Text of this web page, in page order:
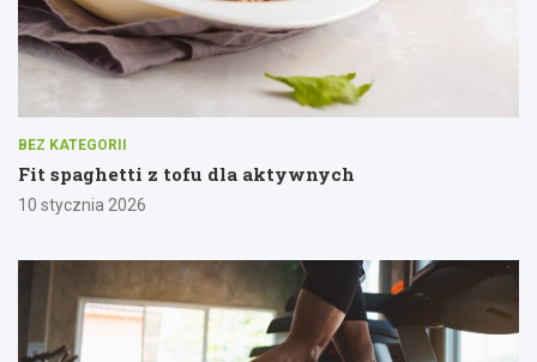
BEZ KATEGORII
Fit spaghetti z tofu dla aktywnych
10 stycznia 2026